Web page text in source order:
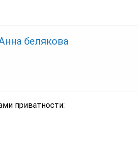
белякова
приватности: